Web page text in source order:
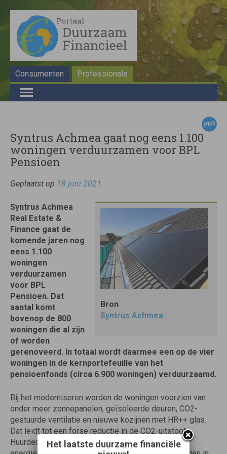
Consumenten Professionals
Syntrus Achmea gaat nog eens 1.100
woningen verduurzamen voor BPL
Pensioen
Geplaatst op 18 juni 2021
Bron
Syntrus Achmea
Syntrus Achmea
Real Estate &
Finance gaat de
komende jaren nog
eens 1.100
woningen
verduurzamen
voor BPL
Pensioen. Dat
aantal komt
bovenop de 800
woningen die al zijn
of worden
gerenoveerd. In totaal wordt daarmee een op de vier
woningen in de kernportefeuille van het
pensioenfonds (circa 6.900 woningen) verduurzaamd.
Bij het moderniseren worden de woningen voorzien van
onder meer zonnepanelen, geïsoleerde deuren, CO2-
gestuurde ventilatie en nieuwe kozijnen met HR++ glas.
Dat leidt tot een forse reductie in de CO2-uitstoot.
Huurders zien hun wooncomfort toenemen en hun
Het laatste duurzame financiële